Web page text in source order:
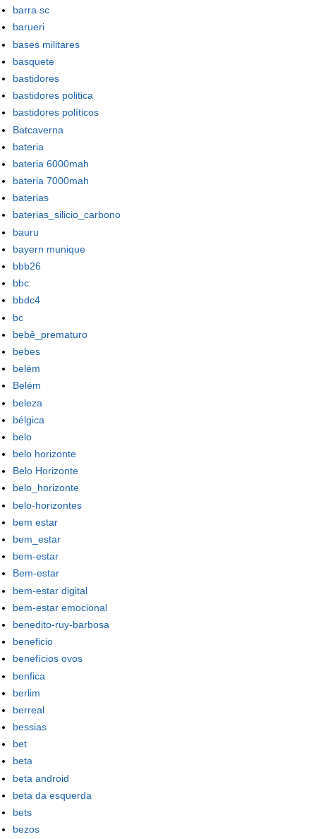
barra sc
barueri
bases militares
basquete
bastidores
bastidores politica
bastidores políticos
Batcaverna
bateria
bateria 6000mah
bateria 7000mah
baterias
baterias_silicio_carbono
bauru
bayern munique
bbb26
bbc
bbdc4
bc
bebê_prematuro
bebes
belém
Belém
beleza
bélgica
belo
belo horizonte
Belo Horizonte
belo_horizonte
belo-horizontes
bem estar
bem_estar
bem-estar
Bem-estar
bem-estar digital
bem-estar emocional
benedito-ruy-barbosa
beneficio
benefícios ovos
benfica
berlim
berreal
bessias
bet
beta
beta android
beta da esquerda
bets
bezos